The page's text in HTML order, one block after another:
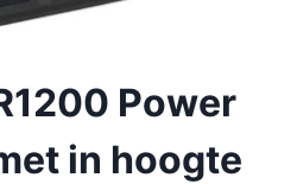
Power
in hoogte